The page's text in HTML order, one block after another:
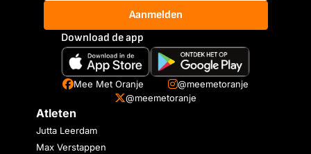
Aanmelden
Download de app
Mee Met Oranje
@meemetoranje
@meemetoranje
Atleten
Jutta Leerdam
Max Verstappen